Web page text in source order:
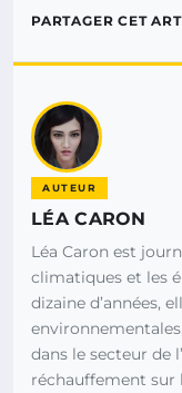
PARTAGER CET
AUTEUR
LÉA CARON
Léa Caron est
climatiques et les
dizaine d’années,
dans le secteur de
réchauffement sur